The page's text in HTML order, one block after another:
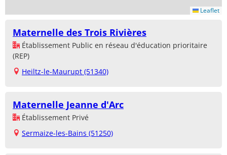
Leaflet
Maternelle des Trois Rivières
Établissement Public en réseau d'éducation prioritaire
(REP)
Heiltz-le-Maurupt (51340)
Maternelle Jeanne d'Arc
Établissement Privé
Sermaize-les-Bains (51250)